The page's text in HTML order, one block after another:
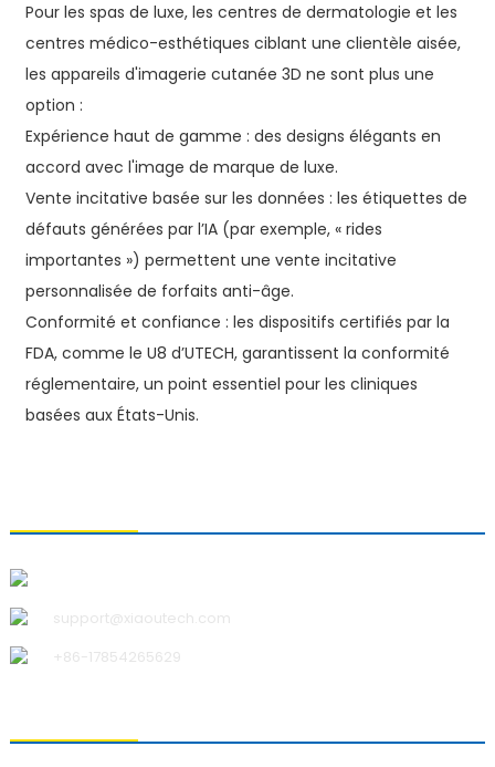
Pour les spas de luxe, les centres de dermatologie et les
centres médico-esthétiques ciblant une clientèle aisée,
les appareils d'imagerie cutanée 3D ne sont plus une
option :
Expérience haut de gamme : des designs élégants en
accord avec l'image de marque de luxe.
Vente incitative basée sur les données : les étiquettes de
défauts générées par l’IA (par exemple, « rides
importantes ») permettent une vente incitative
personnalisée de forfaits anti-âge.
Conformité et confiance : les dispositifs certifiés par la
FDA, comme le U8 d’UTECH, garantissent la conformité
réglementaire, un point essentiel pour les cliniques
basées aux États-Unis.
support@xiaoutech.com
+86-17854265629